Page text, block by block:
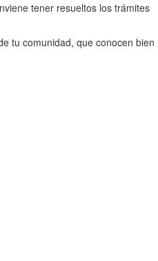
tener resueltos los trámites
tu comunidad, que conocen bien